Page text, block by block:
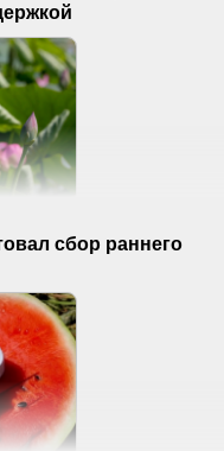
сбор раннего